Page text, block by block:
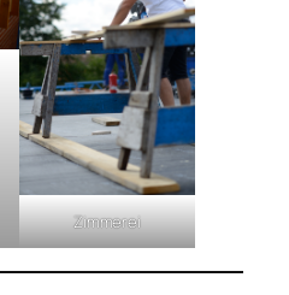
Zimmerei